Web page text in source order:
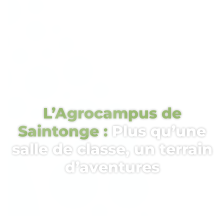
L’Agrocampus de
Saintonge : Plus qu’une
salle de classe, un terrain
d’aventures